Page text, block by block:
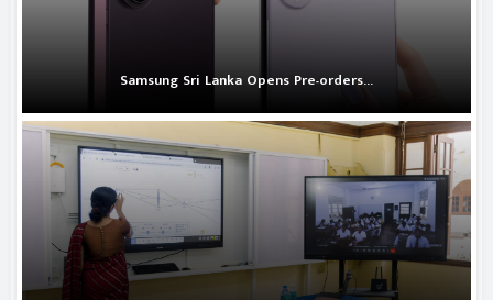
Samsung Sri Lanka Opens Pre-orders...